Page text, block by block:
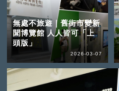
無處不旅遊｜舊街市變新
聞博覽館 人人皆可「上
頭版」
2026-03-07